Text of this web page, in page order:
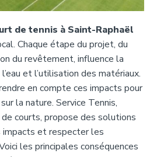
de tennis à Saint-Raphaël
Chaque étape du projet, du
du revêtement, influence la
et l’utilisation des matériaux.
en compte ces impacts pour
la nature. Service Tennis,
courts, propose des solutions
impacts et respecter les
les principales conséquences